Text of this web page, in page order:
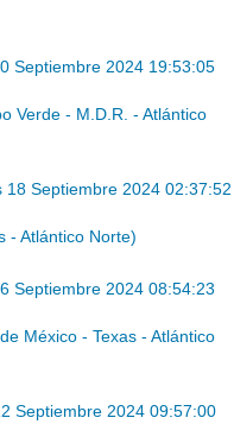
Septiembre 2024 19:53:05
Verde - M.D.R. - Atlántico
18 Septiembre 2024 02:37:52
- Atlántico Norte)
Septiembre 2024 08:54:23
México - Texas - Atlántico
Septiembre 2024 09:57:00